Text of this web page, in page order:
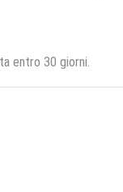
entro 30 giorni.